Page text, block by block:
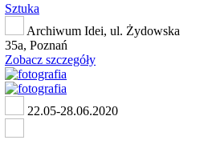
Sztuka
Archiwum Idei, ul. Żydowska
35a, Poznań
Zobacz szczegóły
22.05-28.06.2020